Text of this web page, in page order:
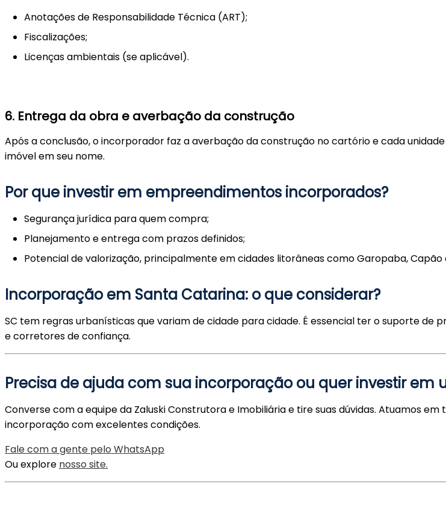
Anotações de Responsabilidade Técnica (ART);
Fiscalizações;
Licenças ambientais (se aplicável).
6. Entrega da obra e averbação da construção
Após a conclusão, o incorporador faz a averbação da construção no cartório e cada
imóvel em seu nome.
Por que investir em empreendimentos incorporados?
Segurança jurídica para quem compra;
Planejamento e entrega com prazos definidos;
Potencial de valorização, principalmente em cidades litorâneas como Garopaba, Capão
Incorporação em Santa Catarina: o que considerar?
SC tem regras urbanísticas que variam de cidade para cidade. É essencial ter o suporte de
e corretores de confiança.
Precisa de ajuda com sua incorporação ou quer investir em
Converse com a equipe da Zaluski Construtora e Imobiliária e tire suas dúvidas. Atuamos
incorporação com excelentes condições.
Fale com a gente pelo WhatsApp
Ou explore nosso site.